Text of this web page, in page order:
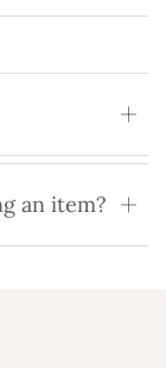
an item?